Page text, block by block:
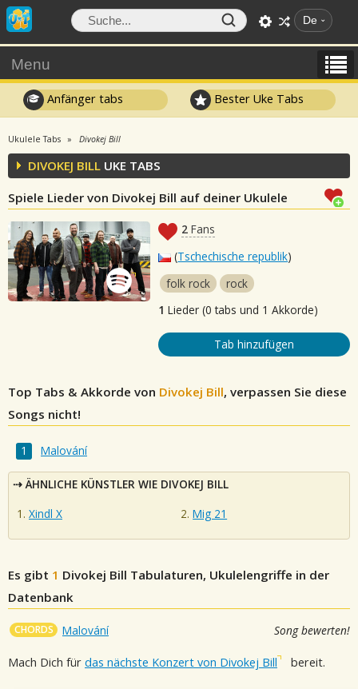
De
Menu
Anfänger tabs Bester Uke Tabs
Ukulele Tabs Divokej Bill
DIVOKEJ BILL UKE TABS
Spiele Lieder von Divokej Bill auf deiner Ukulele
2 Fans
(Tschechische republik)
folk rock
rock
1 Lieder (0 tabs und 1 Akkorde)
Tab hinzufügen
Top Tabs & Akkorde von Divokej Bill, verpassen Sie diese
Songs nicht!
Malování
ÄHNLICHE KÜNSTLER WIE DIVOKEJ BILL
Xindl X
Mig 21
Es gibt 1 Divokej Bill Tabulaturen, Ukulelengriffe in der
Datenbank
CHORDS Malování Song bewerten!
Mach Dich für das nächste Konzert von Divokej Bill bereit.